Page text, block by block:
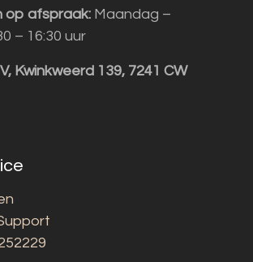
op afspraak: Maandag –
– 16:30 uur
Kwinkweerd 139, 7241 CW